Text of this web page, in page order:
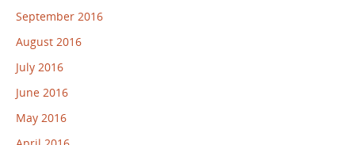
September 2016
August 2016
July 2016
June 2016
May 2016